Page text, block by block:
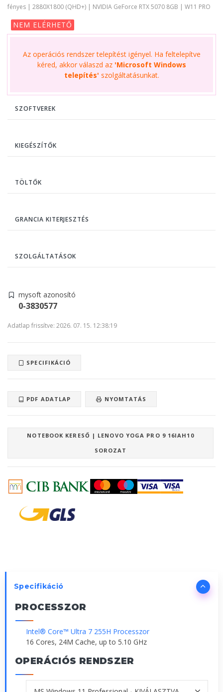
fényes | 2880X1800 (QHD+) | NVIDIA GeForce RTX 5070 8GB | W11 PRO
NEM ELÉRHETŐ
Az operációs rendszer telepítést igényel. Ha feltelepítve
kéred, akkor válaszd az 'Microsoft Windows
telepítés' szolgáltatásunkat.
SZOFTVEREK
KIEGÉSZÍTŐK
TÖLTŐK
GRANCIA KITERJESZTÉS
SZOLGÁLTATÁSOK
mysoft azonosító
0-3830577
Adatlap frissítve: 2026. 07. 15. 12:38:19
SPECIFIKÁCIÓ
PDF ADATLAP NYOMTATÁS
NOTEBOOK KERESŐ | LENOVO YOGA PRO 9 16IAH10
SOROZAT
Specifikáció
PROCESSZOR
Intel® Core™ Ultra 7 255H Processzor
16 Cores, 24M Cache, up to 5.10 GHz
OPERÁCIÓS RENDSZER